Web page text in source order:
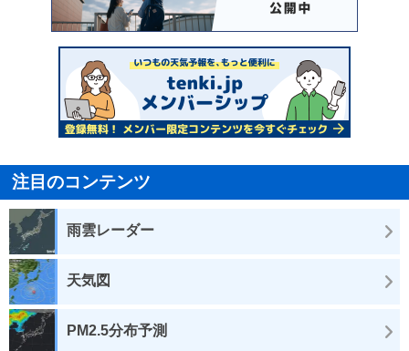
注目のコンテンツ
雨雲レーダー
天気図
PM2.5分布予測